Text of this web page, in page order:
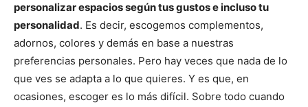
personalizar espacios según tus gustos e incluso tu
personalidad. Es decir, escogemos complementos,
adornos, colores y demás en base a nuestras
preferencias personales. Pero hay veces que nada de lo
que ves se adapta a lo que quieres. Y es que, en
ocasiones, escoger es lo más difícil. Sobre todo cuando